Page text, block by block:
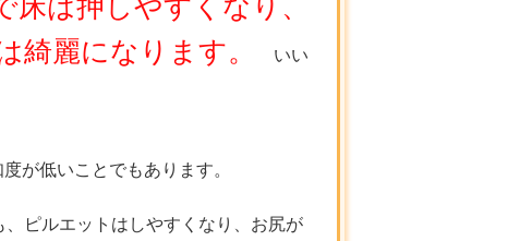
は押しやすくなり、
綺麗になります。
いい
が低いことでもあります。
ピルエットはしやすくなり、お尻が